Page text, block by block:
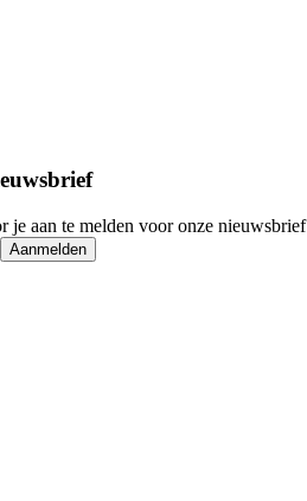
je aan te melden voor onze nieuwsbrief
Aanmelden